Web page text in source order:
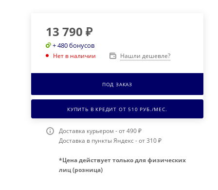
13 790 ₽
+ 480 бонусов
Нет в наличии Нашли дешевле?
ПОД ЗАКАЗ
КУПИТЬ В КРЕДИТ ОТ510 РУБ./МЕС.
Доставка курьером - от 490 ₽
Доставка в пункты Яндекс - от 310 ₽
*Цена действует только для физических
лиц (розница)